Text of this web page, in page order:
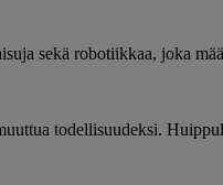
sekä robotiikkaa, joka
todellisuudeksi.